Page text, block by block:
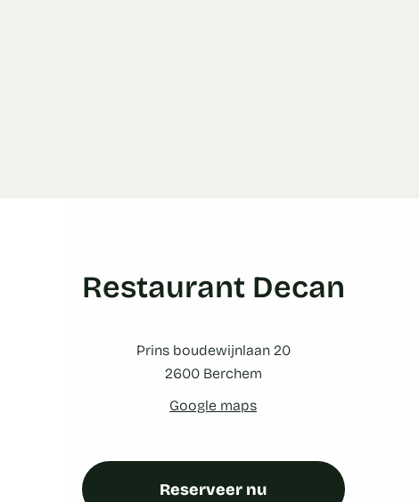
Restaurant Decan
Prins boudewijnlaan 20
2600 Berchem
Google maps
Reserveer nu